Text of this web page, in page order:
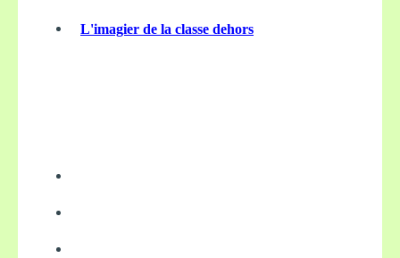
L'imagier de la classe dehors